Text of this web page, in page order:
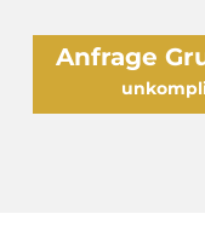
Anfrage